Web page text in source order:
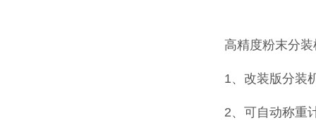
高精度粉末分
1、改装版分装
2、可自动称重